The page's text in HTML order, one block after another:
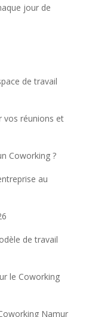
jour de
de travail
vos réunions et
Coworking ?
au
de travail
le Coworking
Namur